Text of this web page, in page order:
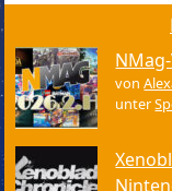
von
unter